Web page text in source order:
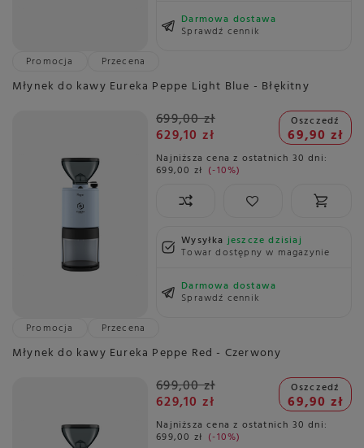
Darmowa dostawa
Sprawdź cennik
Promocja
Przecena
Młynek do kawy Eureka Peppe Light Blue - Błękitny
699,00 zł
629,10 zł
Oszczedź
69,90 zł
Najniższa cena z ostatnich 30 dni:
699,00 zł -10%
Wysyłkajeszcze dzisiaj
Towar dostępny w magazynie
Darmowa dostawa
Sprawdź cennik
Promocja
Przecena
Młynek do kawy Eureka Peppe Red - Czerwony
699,00 zł
629,10 zł
Oszczedź
69,90 zł
Najniższa cena z ostatnich 30 dni:
699,00 zł -10%